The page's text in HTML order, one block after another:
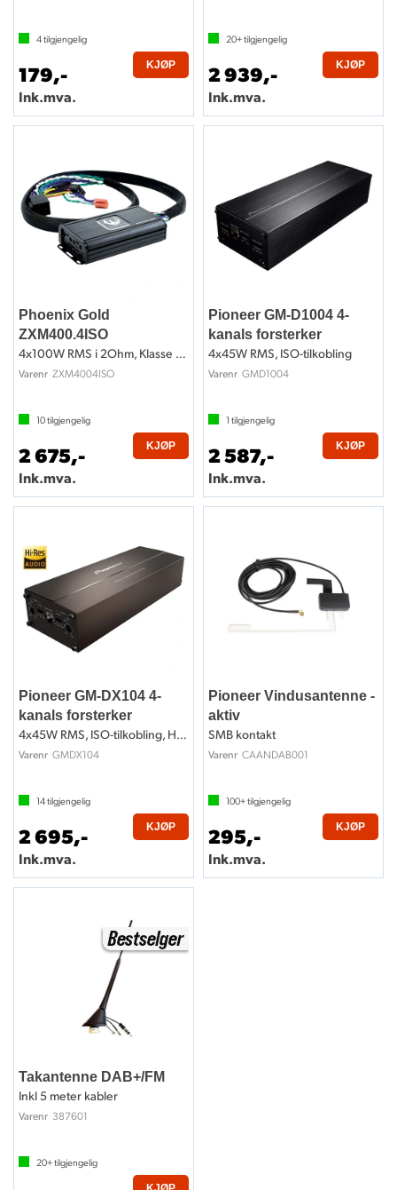
4tilgjengelig
179,-
Ink.mva.
KJØP
20+tilgjengelig
2 939,-
Ink.mva.
KJØP
Phoenix Gold
ZXM400.4ISO
4x100W RMS i 2Ohm, Klasse D, ISO-kobling
Varenr ZXM4004ISO
10tilgjengelig
2 675,-
Ink.mva.
KJØP
Pioneer GM-D1004 4-
kanals forsterker
4x45W RMS, ISO-tilkobling
Varenr GMD1004
1 tilgjengelig
2 587,-
Ink.mva.
KJØP
Pioneer GM-DX104 4-
kanals forsterker
4x45W RMS, ISO-tilkobling, Hi-Res
Varenr GMDX104
14tilgjengelig
2 695,-
Ink.mva.
KJØP
Pioneer Vindusantenne -
aktiv
SMB kontakt
Varenr CAANDAB001
100+tilgjengelig
295,-
Ink.mva.
KJØP
Takantenne DAB+/FM
Inkl 5 meter kabler
Varenr 387601
20+tilgjengelig